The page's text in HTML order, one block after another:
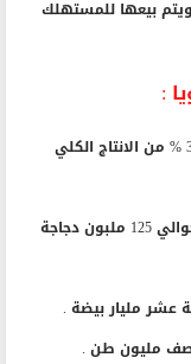
34 جنية مصري ويتم بيعها للمستهلك
:
نسبة انتاج الريف للدواجن تتراوح ما بين 25 – 30 % من الانتاج الكلي
نسبة انتاج الدواجن البلدي لكل عام في مصر حوالي 125 ملبون دجاجة
عشر مليار بيضة .
مليون طن .